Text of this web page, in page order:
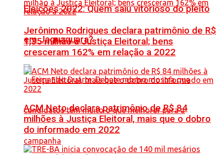
Eleições 2022: Quem saiu vitorioso do pleito
em Jaguaquara?
Jerônimo Rodrigues declara patrimônio de R$
1,35 milhão à Justiça Eleitoral; bens
cresceram 162% em relação a 2022
ACM Neto declara patrimônio de R$ 84
milhões à Justiça Eleitoral, mais que o dobro
do informado em 2022